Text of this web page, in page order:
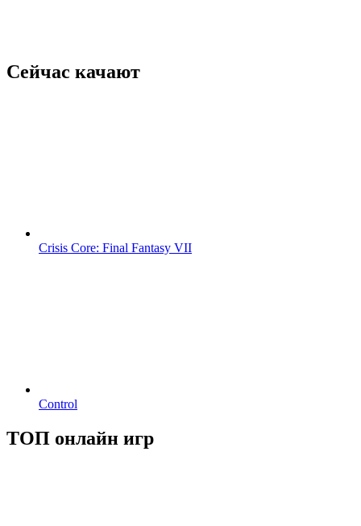
Сейчас качают
Crisis Core: Final Fantasy VII
Control
ТОП онлайн игр